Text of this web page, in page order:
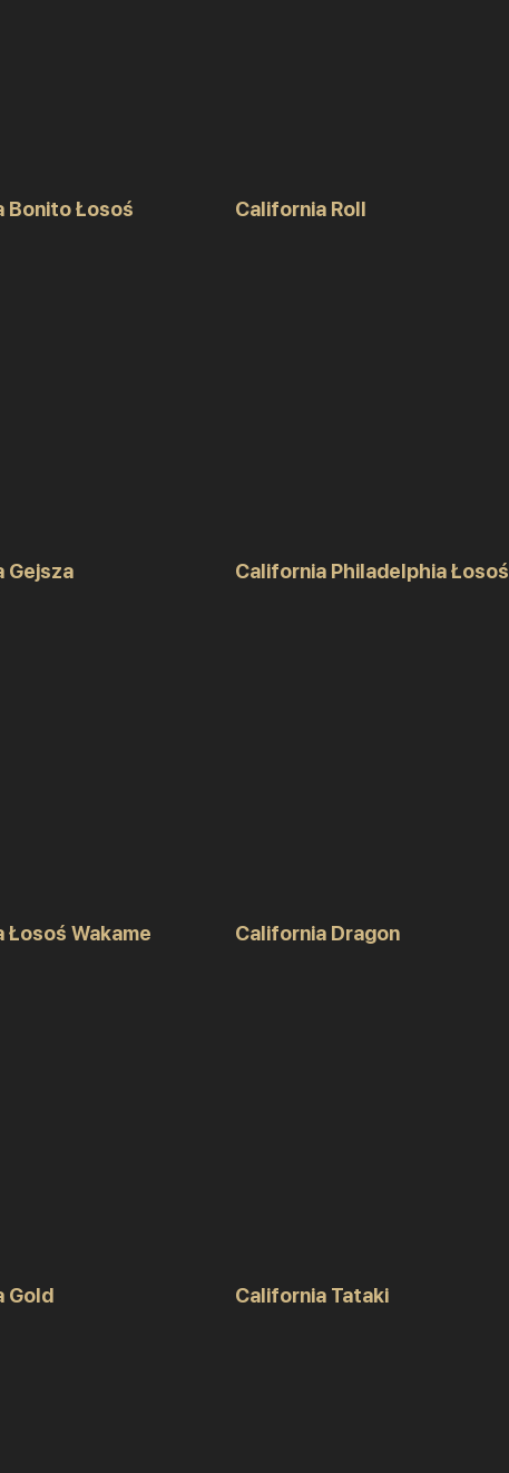
Bonito Łosoś California Roll
Gejsza California Philadelphia Łosoś
Łosoś Wakame California Dragon
Gold California Tataki